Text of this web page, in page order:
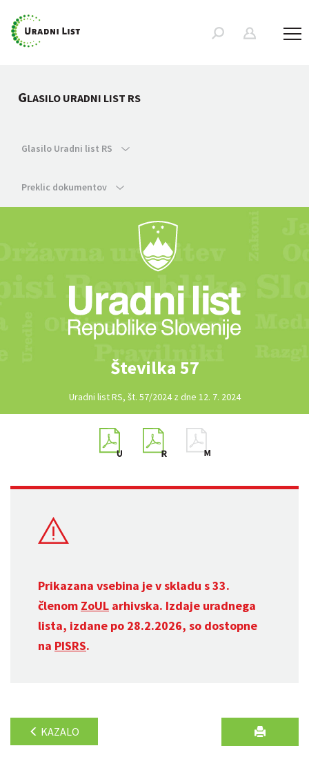
GLASILO URADNI LIST RS
Glasilo Uradni list RS
Preklic dokumentov
Številka 57
Uradni list RS, št. 57/2024 z dne 12. 7. 2024
Prikazana vsebina je v skladu s 33.
členom ZoUL arhivska. Izdaje uradnega
lista, izdane po 28.2.2026, so dostopne
na PISRS.
KAZALO